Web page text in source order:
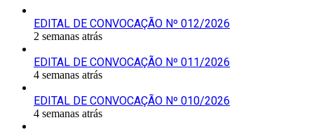
EDITAL DE CONVOCAÇÃO Nº 012/2026
2 semanas atrás
EDITAL DE CONVOCAÇÃO Nº 011/2026
4 semanas atrás
EDITAL DE CONVOCAÇÃO Nº 010/2026
4 semanas atrás